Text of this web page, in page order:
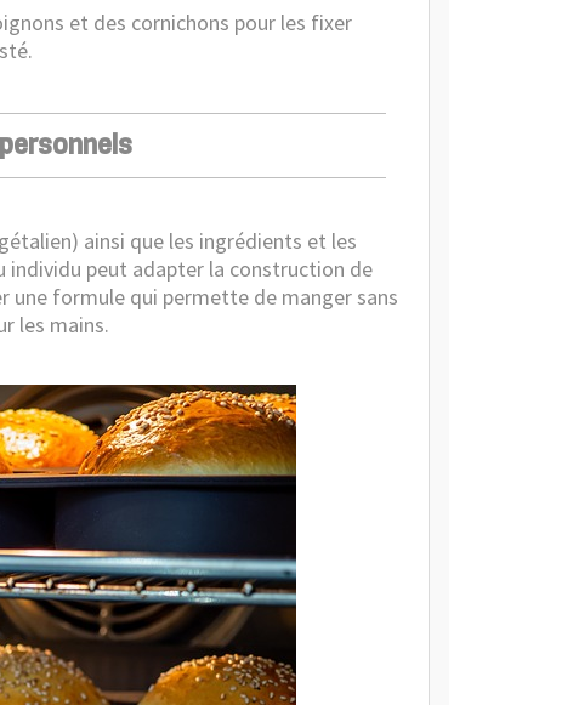
et des cornichons pour les fixer
ainsi que les ingrédients et les
individu peut adapter la construction de
formule qui permette de manger sans
les mains.